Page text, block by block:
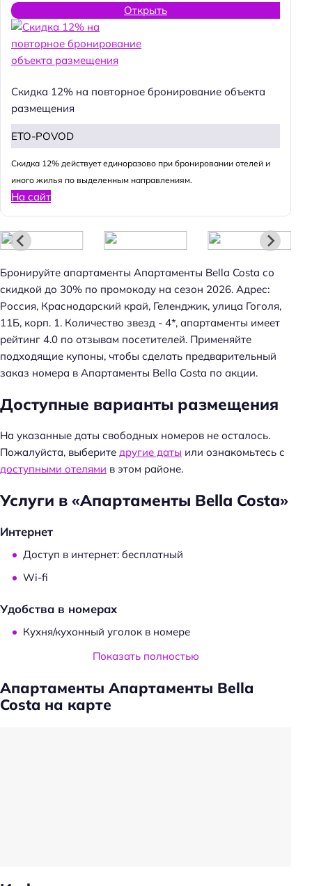
Открыть
Скидка 12% на повторное бронирование объекта
размещения
ETO-POVOD
Cкидка 12% действует единоразово при бронировании отелей и
иного жилья по выделенным направлениям.
На сайт
Бронируйте апартаменты Апартаменты Bella Costa со
скидкой до 30% по промокоду на сезон 2026. Адрес:
Россия, Краснодарский край, Геленджик, улица Гоголя,
11Б, корп. 1. Количество звезд - 4*, апартаменты имеет
рейтинг 4.0 по отзывам посетителей. Применяйте
подходящие купоны, чтобы сделать предварительный
заказ номера в Апартаменты Bella Costa по акции.
Доступные варианты размещения
На указанные даты свободных номеров не осталось.
Пожалуйста, выберите другие даты или ознакомьтесь с
доступными отелями в этом районе.
Услуги в «Апартаменты Bella Costa»
Интернет
Доступ в интернет: бесплатный
Wi-fi
Удобства в номерах
Кухня/кухонный уголок в номере
Кондиционер в номере
Фен
Показать полностью
Апартаменты Апартаменты Bella
Costa на карте
Н
а
й
т
и
: